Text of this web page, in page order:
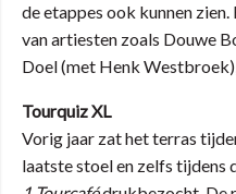
de etappes ook kunnen
van artiesten zoals Douwe
Doel (met Henk
Tourquiz XL
Vorig jaar zat het terras
laatste stoel en zelfs tijdens